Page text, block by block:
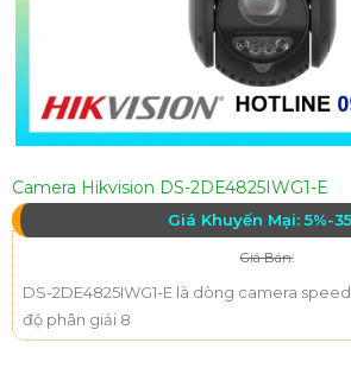
Camera Hikvision DS-2DE4825IWG1-E
Giá Khuyến Mại: 5%-
Giá Bán:
DS-2DE4825IWG1-E là dòng camera
độ phân giải 8